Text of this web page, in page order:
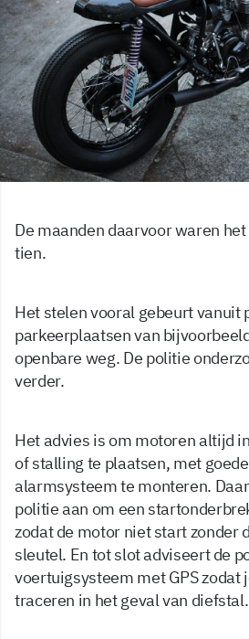
De maanden daarvoor waren
tien.
Het stelen vooral gebeurt vanuit
parkeerplaatsen van
openbare weg. De politie
verder.
Het advies is om motoren altijd
of stalling te plaatsen, met
alarmsysteem te monteren.
politie aan om een
zodat de motor niet start zonder
sleutel. En tot slot adviseert de
voertuigsysteem met GPS zodat
traceren in het geval van diefstal.